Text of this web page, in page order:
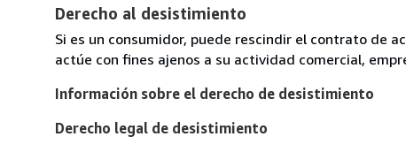
Derecho al desistimiento
Si es un consumidor, puede rescindir el contrato de
actúe con fines ajenos a su actividad comercial,
Información sobre el derecho de desistimiento
Derecho legal de desistimiento